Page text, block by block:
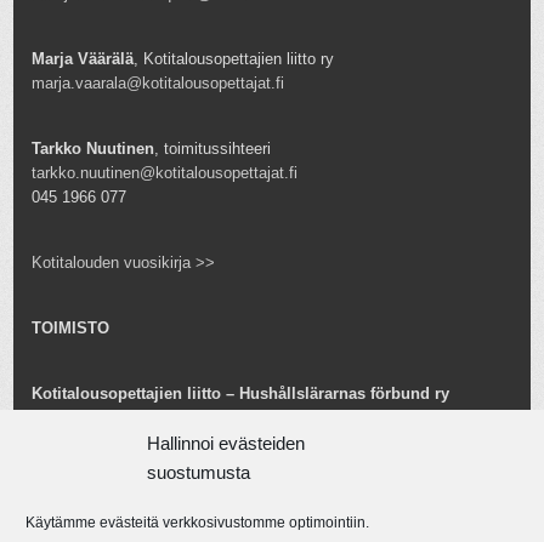
Hallinnoi evästeiden
suostumusta
Käytämme evästeitä verkkosivustomme optimointiin.
Marja Väärälä , Kotitalousopettajien liitto ry
marja.vaarala@kotitalousopettajat.fi
Tarkko Nuutinen , toimitussihteeri
tarkko.nuutinen@kotitalousopettajat.fi
045 1966 077
Kotitalouden vuosikirja >>
TOIMISTO
Kotitalousopettajien liitto – Hushållslärarnas förbund ry
toimisto@kotitalousopettajat.fi
Tarkko Nuutinen